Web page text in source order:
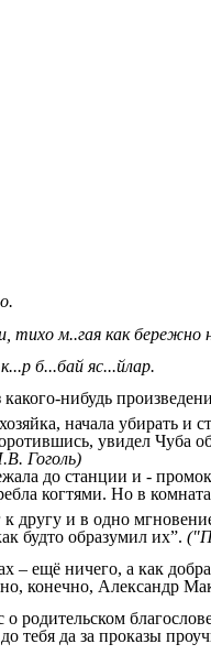
м..гая как бережно
б...бай яс...йлар.
нибудь
начала убирать и
увидел
Гоголь)
до станции и -
когтями. Но в
другу и в одно
будто образумил их”.
ещё ничего, а как
Александр
родительском
тебя да за проказы